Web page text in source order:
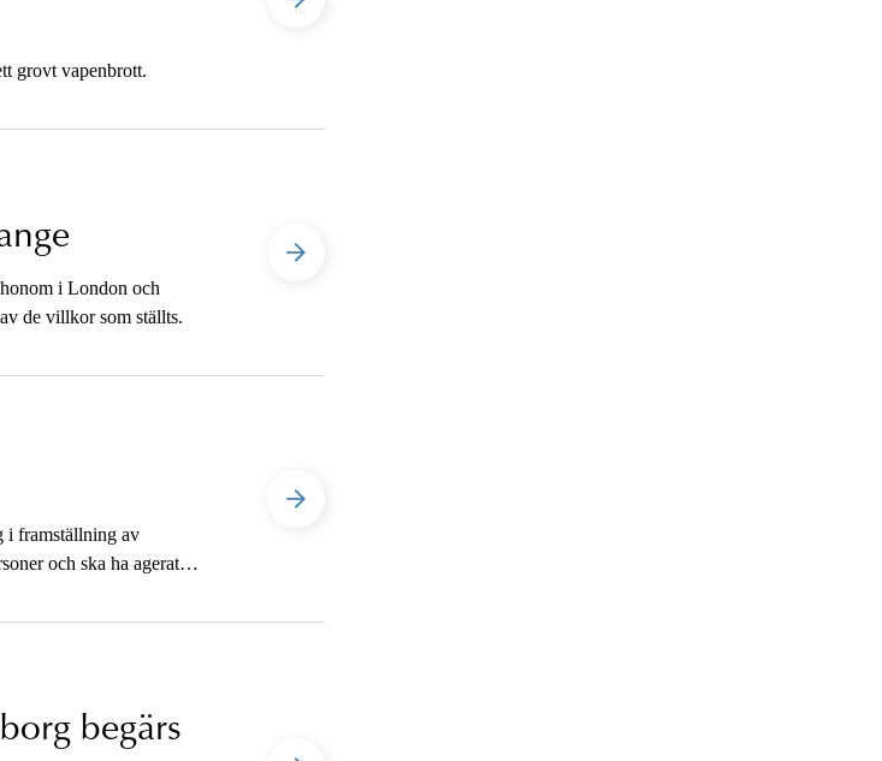
grovt vapenbrott.
i London och
de villkor som ställts.
i framställning av
och ska ha agerat
begärs